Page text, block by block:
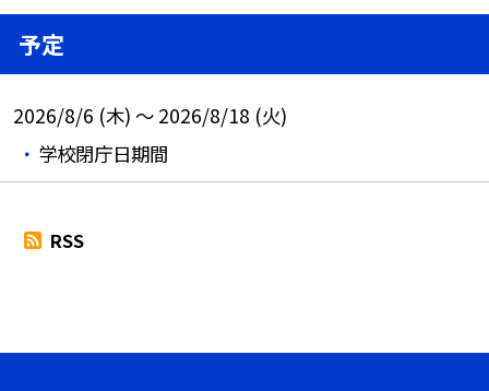
予定
2026/8/6 (木) ～ 2026/8/18 (火)
学校閉庁日期間
RSS